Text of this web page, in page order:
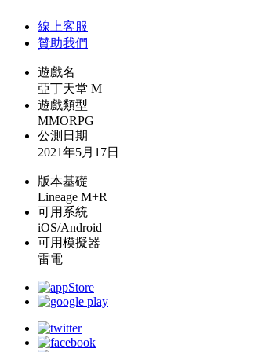
線上客服
贊助我們
遊戲名
亞丁天堂 M
遊戲類型
MMORPG
公測日期
2021年5月17日
版本基礎
Lineage M+R
可用系統
iOS/Android
可用模擬器
雷電